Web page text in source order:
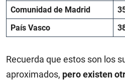
Comunidad de Madrid
País Vasco
Recuerda que estos son los
aproximados, pero existen